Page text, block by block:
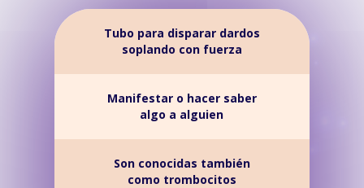
Tubo para disparar dardos
soplando con fuerza
Manifestar o hacer saber
algo a alguien
Son conocidas también
como trombocitos